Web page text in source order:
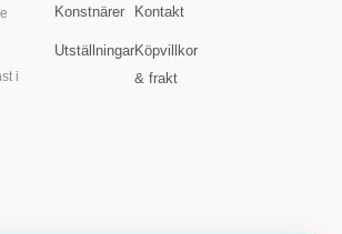
i
Konstnärer
Utställningar
Kontakt
Köpvillkor
& frakt